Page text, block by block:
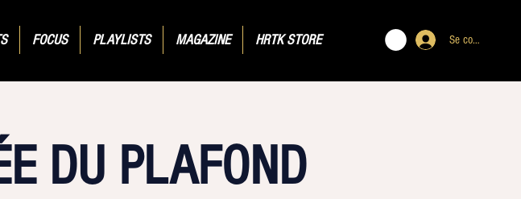
Se connecter
FOCUS PLAYLISTS MAGAZINE HRTK STORE
DU PLAFOND